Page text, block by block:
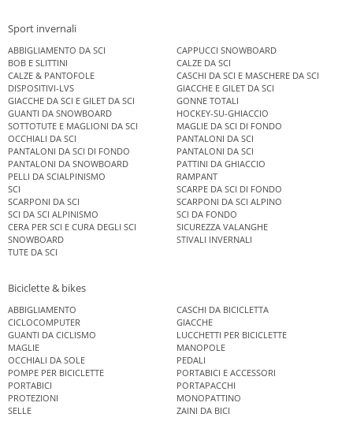
Sport invernali
ABBIGLIAMENTO DA SCI
CAPPUCCI SNOWBOARD
BOB E SLITTINI
CALZE DA SCI
CALZE & PANTOFOLE
CASCHI DA SCI E MASCHERE DA SCI
DISPOSITIVI-LVS
GIACCHE E GILET DA SCI
GIACCHE DA SCI E GILET DA SCI
GONNE TOTALI
GUANTI DA SNOWBOARD
HOCKEY-SU-GHIACCIO
SOTTOTUTE E MAGLIONI DA SCI
MAGLIE DA SCI DI FONDO
OCCHIALI DA SCI
PANTALONI DA SCI
PANTALONI DA SCI DI FONDO
PANTALONI DA SCI
PANTALONI DA SNOWBOARD
PATTINI DA GHIACCIO
PELLI DA SCIALPINISMO
RAMPANT
SCI
SCARPE DA SCI DI FONDO
SCARPONI DA SCI
SCARPONI DA SCI ALPINO
SCI DA SCI ALPINISMO
SCI DA FONDO
CERA PER SCI E CURA DEGLI SCI
SICUREZZA VALANGHE
SNOWBOARD
STIVALI INVERNALI
TUTE DA SCI
Biciclette & bikes
ABBIGLIAMENTO
CASCHI DA BICICLETTA
CICLOCOMPUTER
GIACCHE
GUANTI DA CICLISMO
LUCCHETTI PER BICICLETTE
MAGLIE
MANOPOLE
OCCHIALI DA SOLE
PEDALI
POMPE PER BICICLETTE
PORTABICI E ACCESSORI
PORTABICI
PORTAPACCHI
PROTEZIONI
MONOPATTINO
SELLE
ZAINI DA BICI